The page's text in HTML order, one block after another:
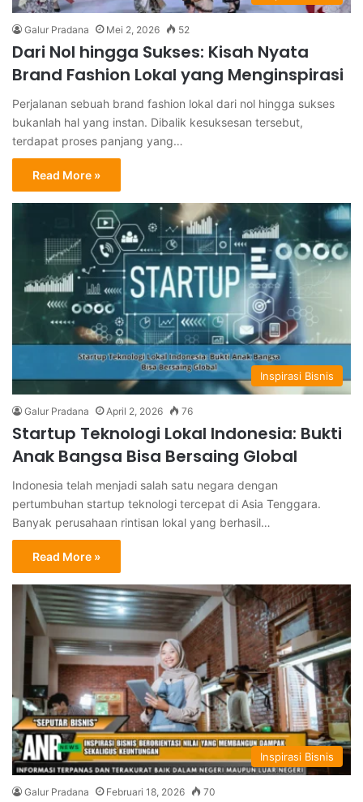
Galur Pradana Mei 2, 2026 52
Dari Nol hingga Sukses: Kisah Nyata
Brand Fashion Lokal yang Menginspirasi
Perjalanan sebuah brand fashion lokal dari nol hingga sukses
bukanlah hal yang instan. Dibalik kesuksesan tersebut,
terdapat proses panjang yang…
Read More »
Inspirasi Bisnis
Galur Pradana April 2, 2026 76
Startup Teknologi Lokal Indonesia: Bukti
Anak Bangsa Bisa Bersaing Global
Indonesia telah menjadi salah satu negara dengan
pertumbuhan startup teknologi tercepat di Asia Tenggara.
Banyak perusahaan rintisan lokal yang berhasil…
Read More »
Inspirasi Bisnis
Galur Pradana Februari 18, 2026 70